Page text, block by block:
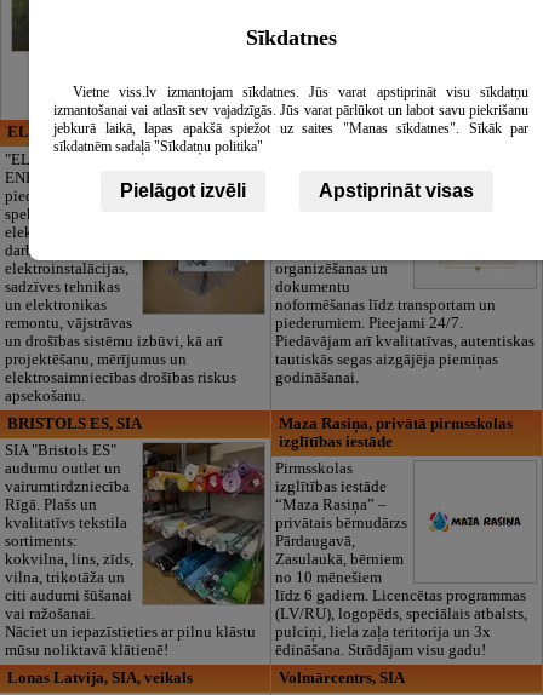
ELECTRIC ENERGY
"ELECTRIC
ENERGY Kandava"
piedāvā pilna
spektra
elektromontāžas
darbus,
elektroinstalācijas,
sadzīves tehnikas
un elektronikas
remontu, vājstrāvas
un drošības sistēmu izbūvi, kā arī
projektēšanu, mērījumus un
elektrosaimniecības drošības riskus
apsekošanu.
CĒSU APBEDĪŠANAS
bez liekām raizēm.
organizēšanas un
dokumentu
noformēšanas līdz transportam un
piederumiem. Pieejami 24/7.
Piedāvājam arī kvalitatīvas, autentiskas
tautiskās segas aizgājēja piemiņas
godināšanai.
BRISTOLS ES, SIA
SIA "Bristols ES"
audumu outlet un
vairumtirdzniecība
Rīgā. Plašs un
kvalitatīvs tekstila
sortiments:
kokvilna, lins, zīds,
vilna, trikotāža un
citi audumi šūšanai
vai ražošanai.
Nāciet un iepazīstieties ar pilnu klāstu
mūsu noliktavā klātienē!
Maza Rasiņa, privātā pirmsskolas
izglītības iestāde
Pirmsskolas
izglītības iestāde
“Maza Rasiņa” –
privātais bērnudārzs
Pārdaugavā,
Zasulaukā, bērniem
no 10 mēnešiem
līdz 6 gadiem. Licencētas programmas
(LV/RU), logopēds, speciālais atbalsts,
pulciņi, liela zaļa teritorija un 3x
ēdināšana. Strādājam visu gadu!
Lonas Latvija, SIA, veikals
Volmārcentrs, SIA
Sīkdatnes
Vietne viss.lv izmantojam sīkdatnes. Jūs varat apstiprināt visu sīkdatņu
izmantošanai vai atlasīt sev vajadzīgās. Jūs varat pārlūkot un labot savu piekrišanu
jebkurā laikā, lapas apakšā spiežot uz saites "Manas sīkdatnes". Sīkāk par
sīkdatnēm sadaļā "Sīkdatņu politika"
Pielāgot izvēli Apstiprināt visas